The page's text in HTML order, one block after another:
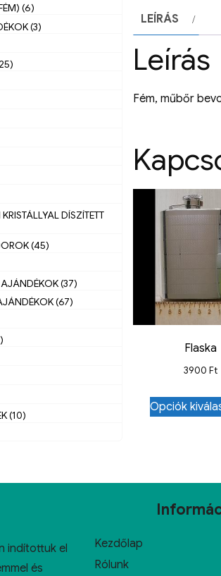
LEÍRÁS
Leírás
Fém, műbőr
Flaska
3900Ft
Opciók
(6)
(3)
DÍSZÍTETT
(45)
AJÁNDÉKOK (37)
(67)
(10)
indítottuk el
és
Kezdőlap
Rólunk